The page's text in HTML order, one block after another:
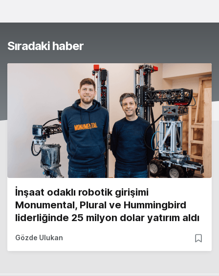
Sıradaki haber
İnşaat odaklı robotik girişimi
Monumental, Plural ve Hummingbird
liderliğinde 25 milyon dolar yatırım aldı
Gözde Ulukan